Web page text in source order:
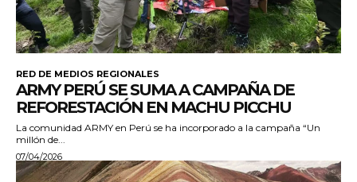
RED DE MEDIOS REGIONALES
ARMY PERÚ SE SUMA A CAMPAÑA DE
REFORESTACIÓN EN MACHU PICCHU
La comunidad ARMY en Perú se ha incorporado a la campaña “Un
millón de...
07/04/2026